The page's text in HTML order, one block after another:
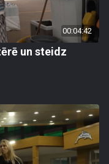
00:04:42
un steidz